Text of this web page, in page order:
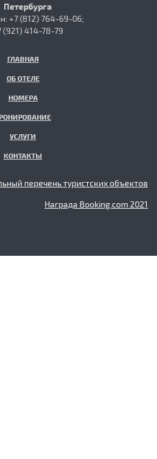
Петербурга
+7 (812) 764-69-06;
(921) 414-78-79
ГЛАВНАЯ
ОБ ОТЕЛЕ
НОМЕРА
УСЛУГИ
КОНТАКТЫ
перечень туристских объектов
Награда Booking.com 2021